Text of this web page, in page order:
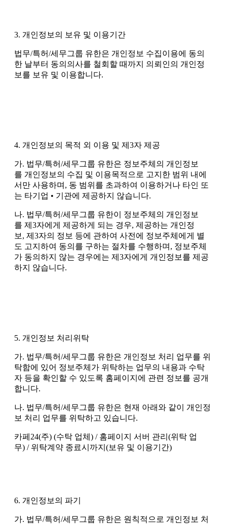
3. 개인정보의 보유 및 이용기간
법무/특허/세무그룹 유한은 개인정보 수집이용에 동의
한 날부터 동의의사를 철회할 때까지 의뢰인의 개인정
보를 보유 및 이용합니다.
4. 개인정보의 목적 외 이용 및 제3자 제공
가. 법무/특허/세무그룹 유한은 정보주체의 개인정보
를 개인정보의 수집 및 이용목적으로 고지한 범위 내에
서만 사용하며, 동 범위를 초과하여 이용하거나 타인 또
는 타기업 • 기관에 제공하지 않습니다.
나. 법무/특허/세무그룹 유한이 정보주체의 개인정보
를 제3자에게 제공하게 되는 경우, 제공하는 개인정
보, 제3자의 정보 등에 관하여 사전에 정보주체에게 별
도 고지하여 동의를 구하는 절차를 수행하며, 정보주체
가 동의하지 않는 경우에는 제3자에게 개인정보를 제공
하지 않습니다.
5. 개인정보 처리위탁
가. 법무/특허/세무그룹 유한은 개인정보 처리 업무를 위
탁함에 있어 정보주체가 위탁하는 업무의 내용과 수탁
자 등을 확인할 수 있도록 홈페이지에 관련 정보를 공개
합니다.
나. 법무/특허/세무그룹 유한은 현재 아래와 같이 개인정
보 처리 업무를 위탁하고 있습니다.
카페24(주) (수탁 업체) / 홈페이지 서버 관리(위탁 업
무) / 위탁계약 종료시까지(보유 및 이용기간)
6. 개인정보의 파기
가. 법무/특허/세무그룹 유한은 원칙적으로 개인정보 처